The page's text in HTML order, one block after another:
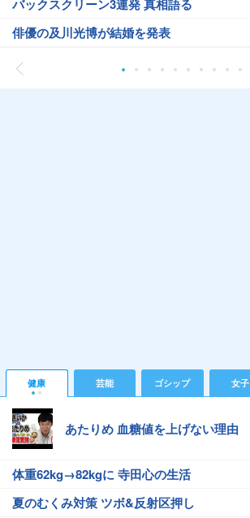
バックスクリーン3連発 真相語る
俳優の及川光博が結婚を発表
健康 芸能 ゴシップ 女子
あたりめ 血糖値を上げない理由
体重62kg→82kgに 寺田心の生活
夏のむくみ対策 ツボ&反射区押し